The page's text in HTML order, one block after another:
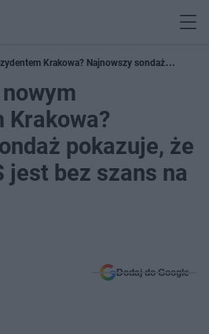
Krakowa? Najnowszy sondaż
szans na drugą turę
Krakowa?
pokazuje, że
jest bez szans na
Dodaj do Google